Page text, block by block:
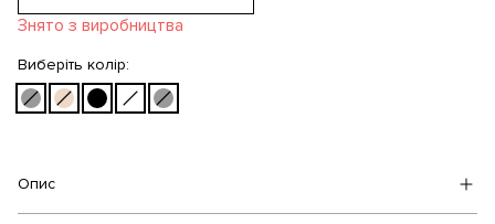
Знято з виробництва
Виберіть колір:
Опис